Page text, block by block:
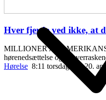
Hver fjerde ved ikke, at
MILLIONER AF
hørenedsættelse og et
Hørelse 8:11 torsdag den 20.